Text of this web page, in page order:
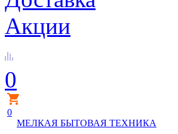
Акции
0
0
МЕЛКАЯ БЫТОВАЯ ТЕХНИКА